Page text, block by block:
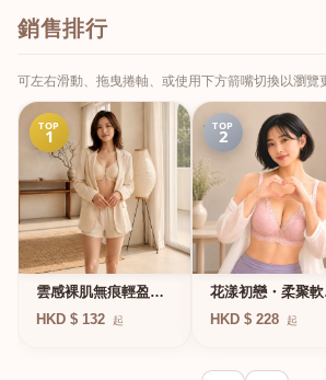
銷售排行
可左右滑動、拖曳捲軸、或使用下方箭嘴切換以瀏覽
TOP
1
雲感裸肌無痕輕盈無
鋼圈內衣
HKD $ 132 起
TOP
2
花漾初戀・柔聚軟
圈蕾絲內衣
HKD $ 228 起